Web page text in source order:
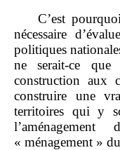
C’est
nécessaire
politiques
ne serait‑ce
construction aux
construire une
territoires qui y
« ménagement »